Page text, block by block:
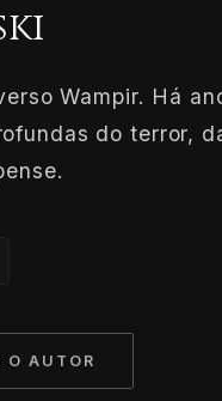
Wampir. Há
do terror,
O AUTOR